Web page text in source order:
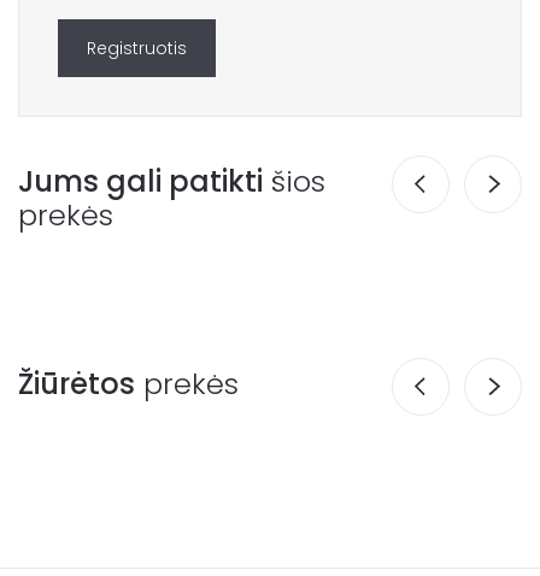
Registruotis
Jums gali patikti šios
prekės
Žiūrėtos prekės